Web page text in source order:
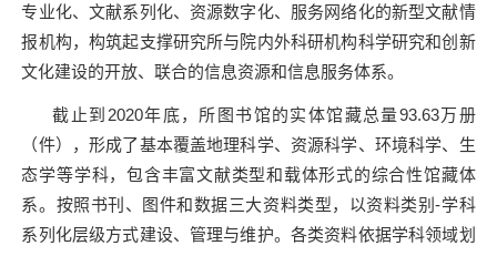
专业化、文献系列化、资源数字化、服务网络化的新型文献情
报机构，构筑起支撑研究所与院内外科研机构科学研究和创新
文化建设的开放、联合的信息资源和信息服务体系。
截止到 2020年底，所图书馆的实体馆藏总量93.63万册
（件），形成了基本覆盖地理科学、资源科学、环境科学、生
态学等学科，包含丰富文献类型和载体形式的综合性馆藏体
系。按照书刊、图件和数据三大资料类型，以资料类别-学科
系列化层级方式建设、管理与维护。各类资料依据学科领域划